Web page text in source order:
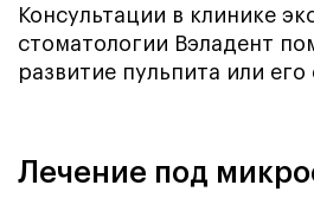
Консультации в клинике
стоматологии Вэладент
развитие пульпита или
Лечение под